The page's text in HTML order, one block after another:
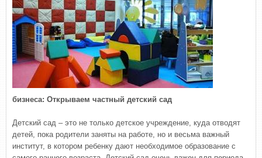
бизнеса: Открываем частный детский сад
Детский сад – это не только детское учреждение, куда отводят
детей, пока родители заняты на работе, но и весьма важный
институт, в котором ребенку дают необходимое образование с